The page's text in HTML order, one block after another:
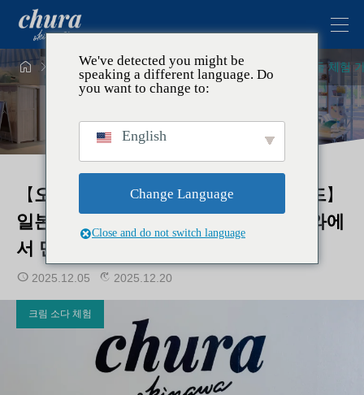
 크림 소다 체험 【오키나와 크림 소다 캔들 체험
【오키나와 크림 소다 캔들 체험 가이드】
일본 최초의 실물 크기 캔들을 오키나와에
서 만들어 보세요
2025.12.05 2025.12.20
크림 소다 체험
We've detected you might be
speaking a different language. Do
you want to change to:
English
Change Language
Close and do not switch language